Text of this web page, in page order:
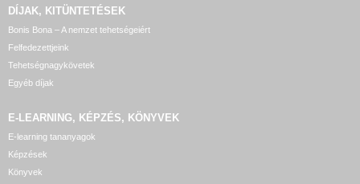
DÍJAK, KITÜNTETÉSEK
Bonis Bona – A nemzet tehetségeiért
Felfedezettjeink
Tehetségnagykövetek
Egyéb díjak
E-LEARNING, KÉPZÉS, KÖNYVEK
E-learning tananyagok
Képzések
Könyvek